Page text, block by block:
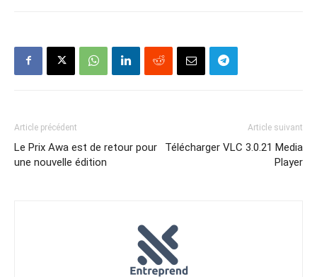
Article précédent
Le Prix Awa est de retour pour
une nouvelle édition
Article suivant
Télécharger VLC 3.0.21 Media
Player